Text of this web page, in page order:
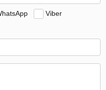
Viber